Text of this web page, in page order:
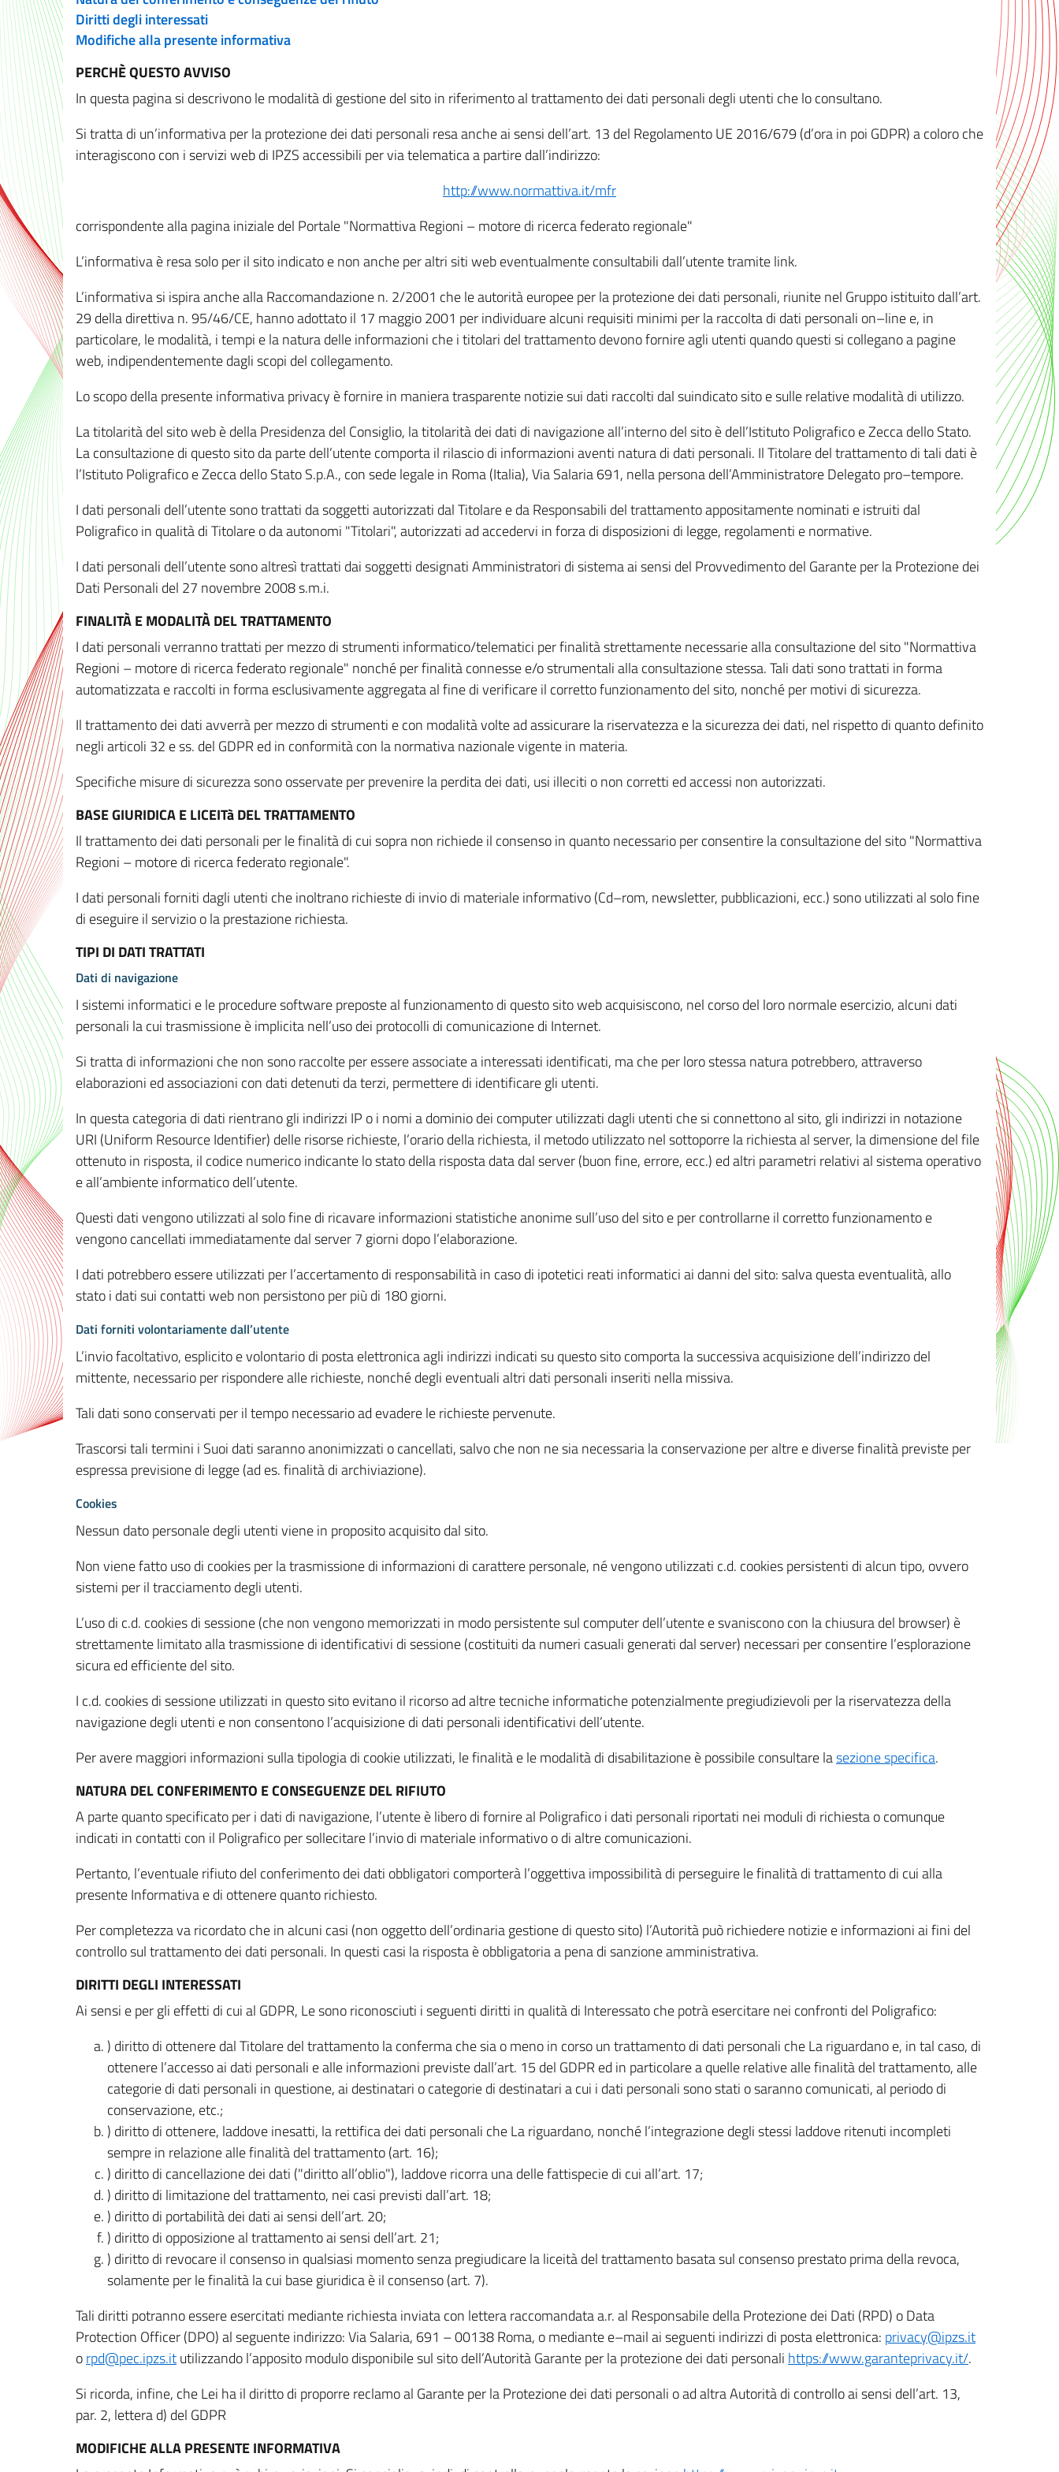
Diritti degli interessati
Modifiche alla presente informativa
PERCHÈ QUESTO AVVISO
In questa pagina si descrivono le modalità di gestione del sito in riferimento al trattamento dei dati personali degli utenti che lo consultano.
Si tratta di un’informativa per la protezione dei dati personali resa anche ai sensi dell’art. 13 del Regolamento UE 2016/679 (d’ora in poi GDPR) a coloro che
interagiscono con i servizi web di IPZS accessibili per via telematica a partire dall’indirizzo:
http://www.normattiva.it/mfr
corrispondente alla pagina iniziale del Portale "Normattiva Regioni – motore di ricerca federato regionale"
L’informativa è resa solo per il sito indicato e non anche per altri siti web eventualmente consultabili dall’utente tramite link.
L’informativa si ispira anche alla Raccomandazione n. 2/2001 che le autorità europee per la protezione dei dati personali, riunite nel Gruppo istituito dall’art.
29 della direttiva n. 95/46/CE, hanno adottato il 17 maggio 2001 per individuare alcuni requisiti minimi per la raccolta di dati personali on–line e, in
particolare, le modalità, i tempi e la natura delle informazioni che i titolari del trattamento devono fornire agli utenti quando questi si collegano a pagine
web, indipendentemente dagli scopi del collegamento.
Lo scopo della presente informativa privacy è fornire in maniera trasparente notizie sui dati raccolti dal suindicato sito e sulle relative modalità di utilizzo.
La titolarità del sito web è della Presidenza del Consiglio, la titolarità dei dati di navigazione all’interno del sito è dell’Istituto Poligrafico e Zecca dello Stato.
La consultazione di questo sito da parte dell’utente comporta il rilascio di informazioni aventi natura di dati personali. Il Titolare del trattamento di tali dati è
l’Istituto Poligrafico e Zecca dello Stato S.p.A., con sede legale in Roma (Italia), Via Salaria 691, nella persona dell’Amministratore Delegato pro–tempore.
I dati personali dell’utente sono trattati da soggetti autorizzati dal Titolare e da Responsabili del trattamento appositamente nominati e istruiti dal
Poligrafico in qualità di Titolare o da autonomi "Titolari", autorizzati ad accedervi in forza di disposizioni di legge, regolamenti e normative.
I dati personali dell’utente sono altresì trattati dai soggetti designati Amministratori di sistema ai sensi del Provvedimento del Garante per la Protezione dei
Dati Personali del 27 novembre 2008 s.m.i.
FINALITÀ E MODALITÀ DEL TRATTAMENTO
I dati personali verranno trattati per mezzo di strumenti informatico/telematici per finalità strettamente necessarie alla consultazione del sito "Normattiva
Regioni – motore di ricerca federato regionale" nonché per finalità connesse e/o strumentali alla consultazione stessa. Tali dati sono trattati in forma
automatizzata e raccolti in forma esclusivamente aggregata al fine di verificare il corretto funzionamento del sito, nonché per motivi di sicurezza.
Il trattamento dei dati avverrà per mezzo di strumenti e con modalità volte ad assicurare la riservatezza e la sicurezza dei dati, nel rispetto di quanto definito
negli articoli 32 e ss. del GDPR ed in conformità con la normativa nazionale vigente in materia.
Specifiche misure di sicurezza sono osservate per prevenire la perdita dei dati, usi illeciti o non corretti ed accessi non autorizzati.
BASE GIURIDICA E LICEITà DEL TRATTAMENTO
Il trattamento dei dati personali per le finalità di cui sopra non richiede il consenso in quanto necessario per consentire la consultazione del sito "Normattiva
Regioni – motore di ricerca federato regionale".
I dati personali forniti dagli utenti che inoltrano richieste di invio di materiale informativo (Cd–rom, newsletter, pubblicazioni, ecc.) sono utilizzati al solo fine
di eseguire il servizio o la prestazione richiesta.
TIPI DI DATI TRATTATI
Dati di navigazione
I sistemi informatici e le procedure software preposte al funzionamento di questo sito web acquisiscono, nel corso del loro normale esercizio, alcuni dati
personali la cui trasmissione è implicita nell’uso dei protocolli di comunicazione di Internet.
Si tratta di informazioni che non sono raccolte per essere associate a interessati identificati, ma che per loro stessa natura potrebbero, attraverso
elaborazioni ed associazioni con dati detenuti da terzi, permettere di identificare gli utenti.
In questa categoria di dati rientrano gli indirizzi IP o i nomi a dominio dei computer utilizzati dagli utenti che si connettono al sito, gli indirizzi in notazione
URI (Uniform Resource Identifier) delle risorse richieste, l’orario della richiesta, il metodo utilizzato nel sottoporre la richiesta al server, la dimensione del file
ottenuto in risposta, il codice numerico indicante lo stato della risposta data dal server (buon fine, errore, ecc.) ed altri parametri relativi al sistema operativo
e all’ambiente informatico dell’utente.
Questi dati vengono utilizzati al solo fine di ricavare informazioni statistiche anonime sull’uso del sito e per controllarne il corretto funzionamento e
vengono cancellati immediatamente dal server 7 giorni dopo l’elaborazione.
I dati potrebbero essere utilizzati per l’accertamento di responsabilità in caso di ipotetici reati informatici ai danni del sito: salva questa eventualità, allo
stato i dati sui contatti web non persistono per più di 180 giorni.
Dati forniti volontariamente dall’utente
L’invio facoltativo, esplicito e volontario di posta elettronica agli indirizzi indicati su questo sito comporta la successiva acquisizione dell’indirizzo del
mittente, necessario per rispondere alle richieste, nonché degli eventuali altri dati personali inseriti nella missiva.
Tali dati sono conservati per il tempo necessario ad evadere le richieste pervenute.
Trascorsi tali termini i Suoi dati saranno anonimizzati o cancellati, salvo che non ne sia necessaria la conservazione per altre e diverse finalità previste per
espressa previsione di legge (ad es. finalità di archiviazione).
Cookies
Nessun dato personale degli utenti viene in proposito acquisito dal sito.
Non viene fatto uso di cookies per la trasmissione di informazioni di carattere personale, né vengono utilizzati c.d. cookies persistenti di alcun tipo, ovvero
sistemi per il tracciamento degli utenti.
L’uso di c.d. cookies di sessione (che non vengono memorizzati in modo persistente sul computer dell’utente e svaniscono con la chiusura del browser) è
strettamente limitato alla trasmissione di identificativi di sessione (costituiti da numeri casuali generati dal server) necessari per consentire l’esplorazione
sicura ed efficiente del sito.
I c.d. cookies di sessione utilizzati in questo sito evitano il ricorso ad altre tecniche informatiche potenzialmente pregiudizievoli per la riservatezza della
navigazione degli utenti e non consentono l’acquisizione di dati personali identificativi dell’utente.
Per avere maggiori informazioni sulla tipologia di cookie utilizzati, le finalità e le modalità di disabilitazione è possibile consultare lasezione specifica.
NATURA DEL CONFERIMENTO E CONSEGUENZE DEL RIFIUTO
A parte quanto specificato per i dati di navigazione, l’utente è libero di fornire al Poligrafico i dati personali riportati nei moduli di richiesta o comunque
indicati in contatti con il Poligrafico per sollecitare l’invio di materiale informativo o di altre comunicazioni.
Pertanto, l’eventuale rifiuto del conferimento dei dati obbligatori comporterà l’oggettiva impossibilità di perseguire le finalità di trattamento di cui alla
presente Informativa e di ottenere quanto richiesto.
Per completezza va ricordato che in alcuni casi (non oggetto dell’ordinaria gestione di questo sito) l’Autorità può richiedere notizie e informazioni ai fini del
controllo sul trattamento dei dati personali. In questi casi la risposta è obbligatoria a pena di sanzione amministrativa.
DIRITTI DEGLI INTERESSATI
Ai sensi e per gli effetti di cui al GDPR, Le sono riconosciuti i seguenti diritti in qualità di Interessato che potrà esercitare nei confronti del Poligrafico:
) diritto di ottenere dal Titolare del trattamento la conferma che sia o meno in corso un trattamento di dati personali che La riguardano e, in tal caso, di
ottenere l’accesso ai dati personali e alle informazioni previste dall’art. 15 del GDPR ed in particolare a quelle relative alle finalità del trattamento, alle
categorie di dati personali in questione, ai destinatari o categorie di destinatari a cui i dati personali sono stati o saranno comunicati, al periodo di
conservazione, etc.;
) diritto di ottenere, laddove inesatti, la rettifica dei dati personali che La riguardano, nonché l’integrazione degli stessi laddove ritenuti incompleti
sempre in relazione alle finalità del trattamento (art. 16);
) diritto di cancellazione dei dati ("diritto all’oblio"), laddove ricorra una delle fattispecie di cui all’art. 17;
) diritto di limitazione del trattamento, nei casi previsti dall’art. 18;
) diritto di portabilità dei dati ai sensi dell’art. 20;
) diritto di opposizione al trattamento ai sensi dell’art. 21;
) diritto di revocare il consenso in qualsiasi momento senza pregiudicare la liceità del trattamento basata sul consenso prestato prima della revoca,
solamente per le finalità la cui base giuridica è il consenso (art. 7).
Tali diritti potranno essere esercitati mediante richiesta inviata con lettera raccomandata a.r. al Responsabile della Protezione dei Dati (RPD) o Data
Protection Officer (DPO) al seguente indirizzo: Via Salaria, 691 – 00138 Roma, o mediante e–mail ai seguenti indirizzi di posta elettronica: privacy@ipzs.it
orpd@pec.ipzs.itutilizzando l’apposito modulo disponibile sul sito dell’Autorità Garante per la protezione dei dati personali https://www.garanteprivacy.it/.
Si ricorda, infine, che Lei ha il diritto di proporre reclamo al Garante per la Protezione dei dati personali o ad altra Autorità di controllo ai sensi dell’art. 13,
par. 2, lettera d) del GDPR
MODIFICHE ALLA PRESENTE INFORMATIVA